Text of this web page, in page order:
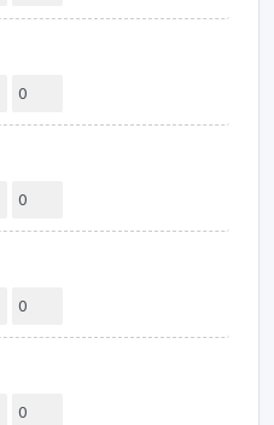
0
0
0
0